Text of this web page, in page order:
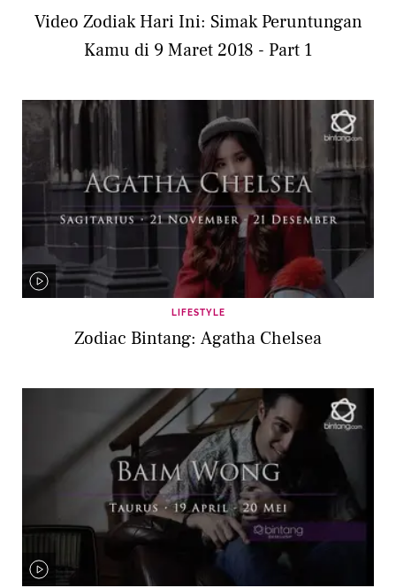
Video Zodiak Hari Ini: Simak Peruntungan
Kamu di 9 Maret 2018 - Part 1
LIFESTYLE
Zodiac Bintang: Agatha Chelsea